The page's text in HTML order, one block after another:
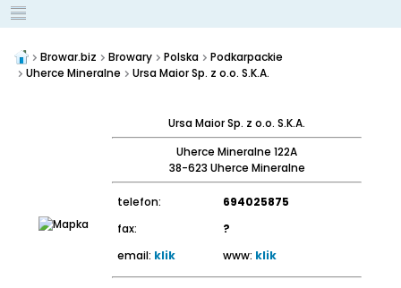
Browar.biz Browary Polska
Podkarpackie
Uherce Mineralne
Ursa Maior Sp. z o.o. S.K.A.
Ursa Maior Sp. z o.o. S.K.A.
Uherce Mineralne 122A
38-623 Uherce Mineralne
telefon:
694025875
fax:
?
email: klik www: klik